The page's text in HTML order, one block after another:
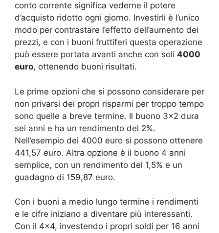
conto corrente significa vederne il potere
d’acquisto ridotto ogni giorno. Investirli è l’unico
modo per contrastare l’effetto dell’aumento dei
prezzi, e con i buoni fruttiferi questa operazione
può essere portata avanti anche con soli 4000
euro, ottenendo buoni risultati.
Le prime opzioni che si possono considerare per
non privarsi dei propri risparmi per troppo tempo
sono quelle a breve termine. Il buono 3×2 dura
sei anni e ha un rendimento del 2%.
Nell’esempio dei 4000 euro si possono ottenere
441,57 euro. Altra opzione è il buono 4 anni
semplice, con un rendimento del 1,5% e un
guadagno di 159,87 euro.
Con i buoni a medio lungo termine i rendimenti
e le cifre iniziano a diventare più interessanti.
Con il 4×4, investendo i propri soldi per 16 anni